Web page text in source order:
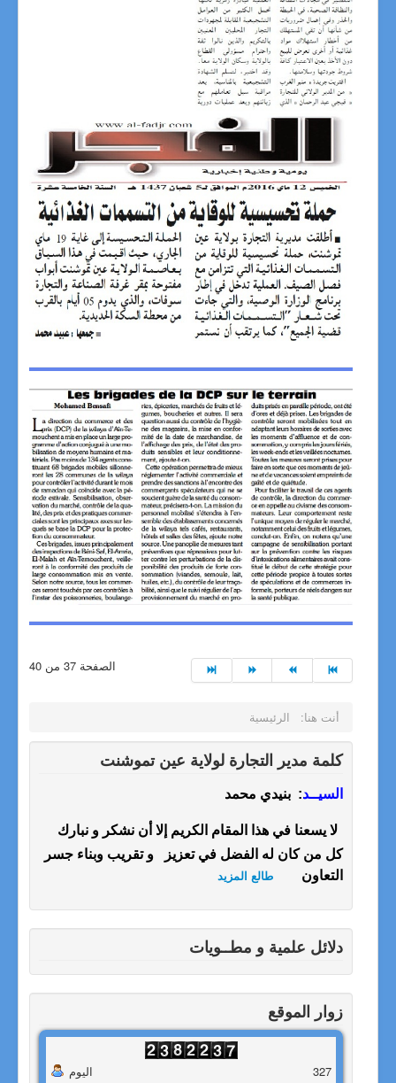
الصفحة 37 من 40
أنت هنا: الرئيسية
كلمة مدير التجارة لولاية عين تموشنت
السيــد: بنيدي محمد
لا يسعنا في هذا المقام الكريم إلا أن نشكر و نبارك
كل من كان له الفضل في تعزيز و تقريب وبناء جسر
التعاون
طالع المزيد
دلائل علمية و مطــويات
زوار الموقع
اليوم 327